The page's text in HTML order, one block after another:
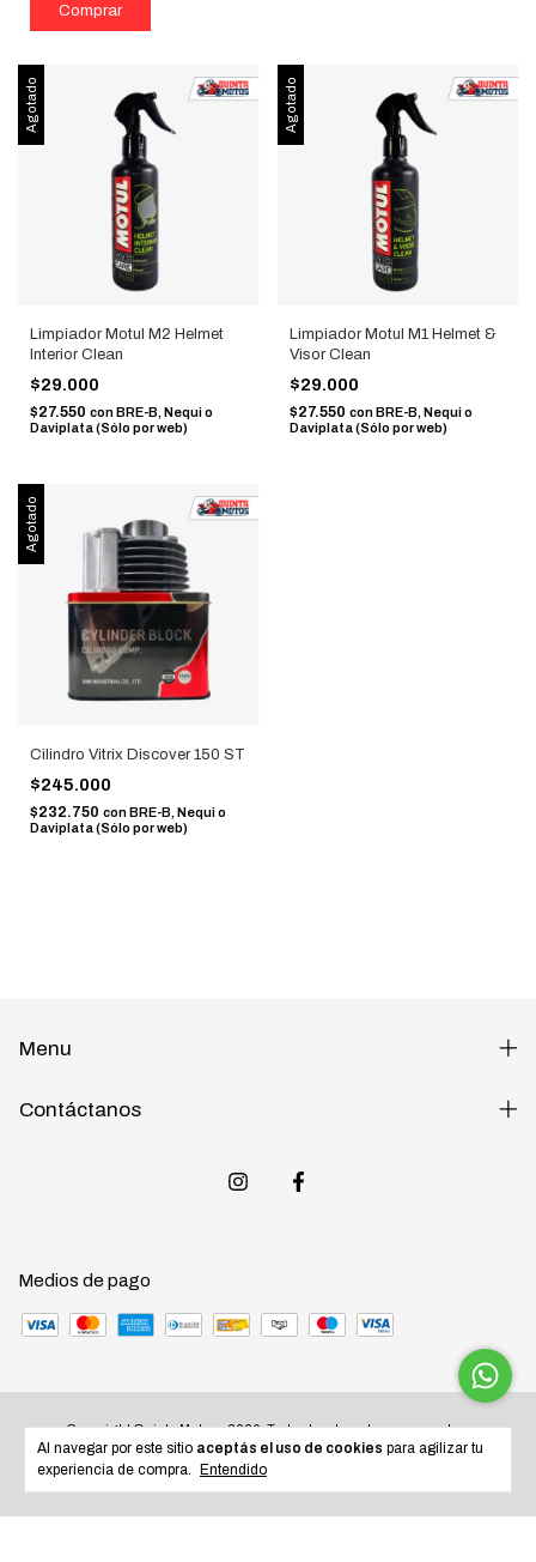
Al navegar por este sitio aceptás el uso de cookies para agilizar tu
experiencia de compra.
Entendido
Agotado
Limpiador Motul M2 Helmet
Interior Clean
$29.000
$27.550 con BRE-B, Nequi o
Daviplata (Sólo por web)
Agotado
Limpiador Motul M1 Helmet &
Visor Clean
$29.000
$27.550 con BRE-B, Nequi o
Daviplata (Sólo por web)
Agotado
Cilindro Vitrix Discover 150 ST
$245.000
$232.750 conBRE-B, Nequi o
Daviplata (Sólo por web)
Menu
Contáctanos
Medios de pago
Copyright Quinta Motos - 2026. Todos los derechos reservados.